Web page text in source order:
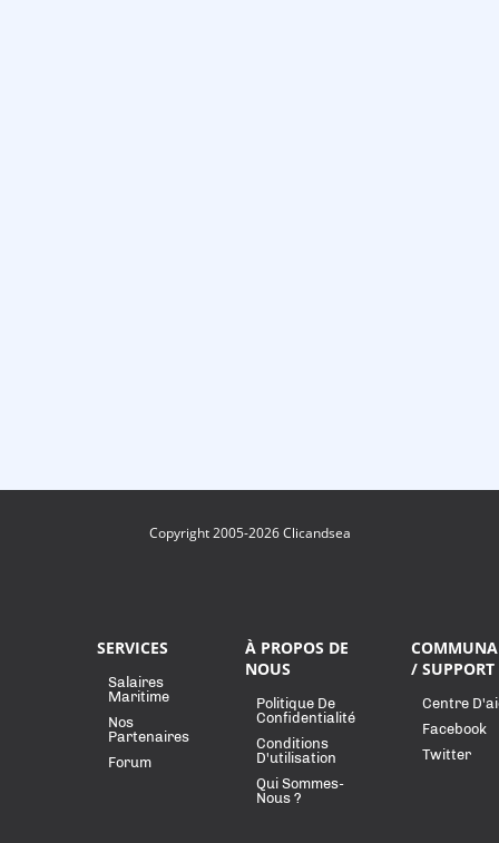
Copyright 2005-2026 Clicandsea
SERVICES
Salaires
Maritime
Nos
Partenaires
Forum
À PROPOS DE
NOUS
Politique De
Confidentialité
Conditions
D'utilisation
Qui Sommes-
Nous ?
/ SUPPORT
Centre
Facebook
Twitter